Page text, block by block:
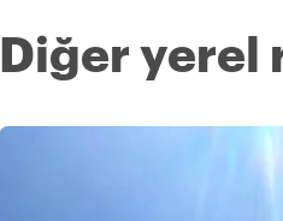
Diğer yerel